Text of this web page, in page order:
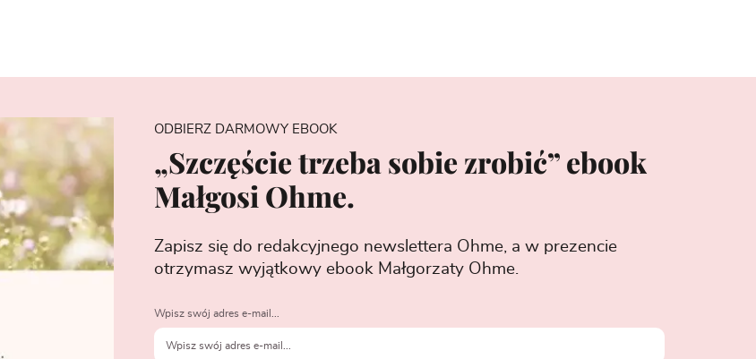
ODBIERZ DARMOWY EBOOK
„Szczęście trzeba sobie zrobić” ebook
Małgosi Ohme.
Zapisz się do redakcyjnego newslettera Ohme, a w prezencie
otrzymasz wyjątkowy ebook Małgorzaty Ohme.
Wpisz swój adres e-mail...